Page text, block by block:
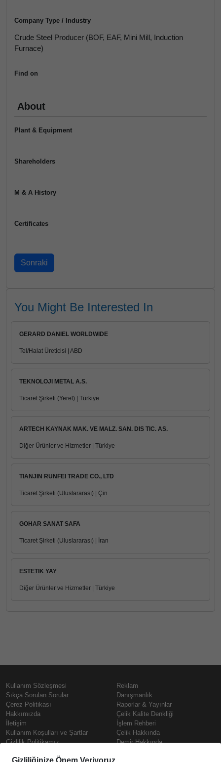
Company Type / Industry
Crude Steel Producer (BOF, EAF, Mini Mill, Induction
Furnace)
Find on
About
Plant & Equipment
Shareholders
M & A History
Certificates
You Might Be Interested In
GERARD DANIEL WORLDWIDE
Tel/Halat Üreticisi | ABD
TEKNOLOJI METAL A.S.
Ticaret Şirketi (Yerel) | Türkiye
ARTECH KAYNAK MAK. VE MALZ. SAN. DIS TIC. AS.
Diğer Ürünler ve Hizmetler | Türkiye
TIANJIN RUNFEI TRADE CO., LTD
Ticaret Şirketi (Uluslararası) | Çin
GOHAR SANAT SAFA
Ticaret Şirketi (Uluslararası) | İran
ESTETIK YAY
Diğer Ürünler ve Hizmetler | Türkiye
Kullanım Sözleşmesi
Sıkça Sorulan Sorular
Çerez Politikası
Hakkımızda
İletişim
Kullanım Koşulları ve Şartlar
Gizlilik Politikamız
Reklam
Danışmanlık
Raporlar & Yayınlar
Çelik Kalite Denkliği
İşlem Rehberi
Çelik Hakkında
Demir Hakkında